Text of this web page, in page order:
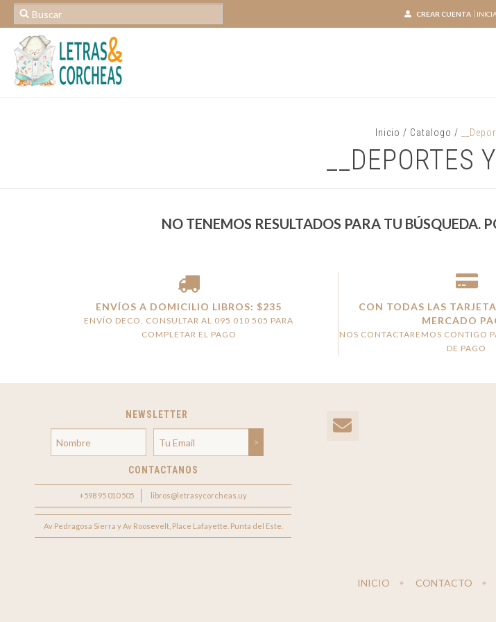
CREAR CUENTA
Inicio / Catalogo /
__DEPORTES
NO TENEMOS RESULTADOS PARA TU BÚSQUEDA.
ENVÍOS A DOMICILIO LIBROS: $235
ENVÍO DECO, CONSULTAR AL 095 010 505 PARA
COMPLETAR EL PAGO
CON TODAS LAS
MERCADO
NOS CONTACTAREMOS CONTIGO
DE PAGO
NEWSLETTER
CONTACTANOS
+598 95 010 505 libros@letrasycorcheas.uy
Av Pedragosa Sierra y Av Roosevelt, Place Lafayette. Punta del Este.
INICIO CONTACTO